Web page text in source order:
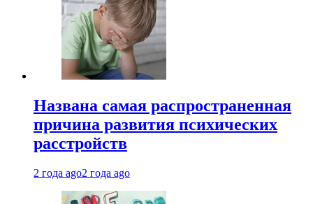
Названа самая распространенная
причина развития психических
расстройств
2 года ago2 года ago